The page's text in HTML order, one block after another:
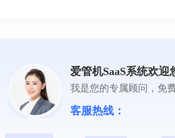
爱管机SaaS系统欢迎
我是您的专属顾问，免
客服热线：
机器